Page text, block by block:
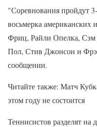
"Соревнования пройдут
восьмерка
Фриц, Райли Опелка, Сэм
Пол, Стив Джонсон и
сообщении.
Читайте также: Матч
этом году не состоится
Теннисистов разделят